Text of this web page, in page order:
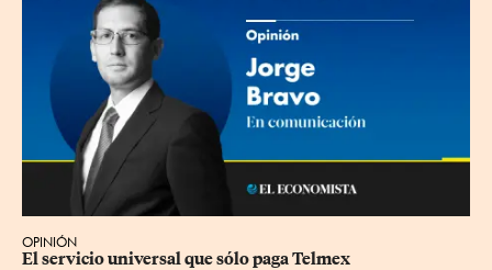
OPINIÓN
El servicio universal que sólo paga Telmex